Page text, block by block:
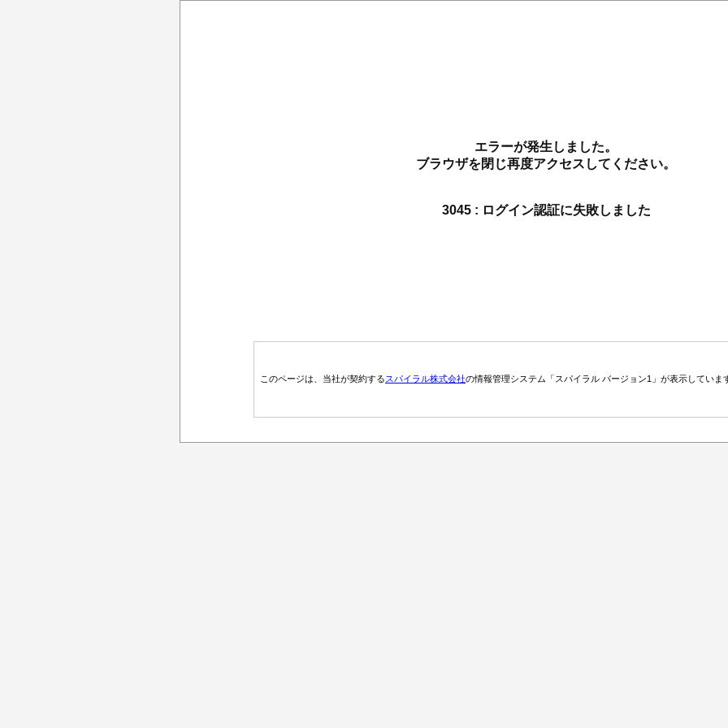
エラーが発生しました。
ブラウザを閉じ再度アクセスしてください。
3045 : ログイン認証に失敗しました
このページは、当社が契約するスパイラル株式会社の情報管理システム「スパイラル バージョン1」が表示していま